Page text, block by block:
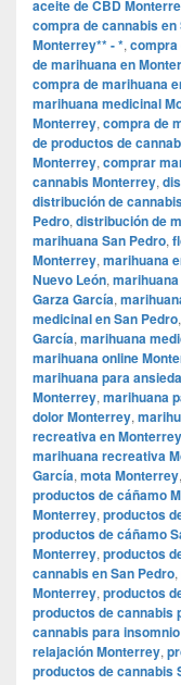
aceite de CBD
compra de cannabis en
Monterrey** - *, compra
de marihuana en
compra de marihuana
marihuana medicinal
Monterrey, compra de
de productos de
Monterrey, comprar
cannabis Monterrey,
distribución de
Pedro, distribución de
marihuana San Pedro,
Monterrey, marihuana
Nuevo León,
Garza García,
medicinal en San Pedro,
García, marihuana
marihuana online
marihuana para
Monterrey, marihuana
dolor Monterrey,
recreativa en Monterrey
marihuana recreativa
García, mota Monterrey,
productos de cáñamo
Monterrey, productos
productos de cáñamo
Monterrey, productos
cannabis en San Pedro,
Monterrey, productos
productos de cannabis
cannabis para
relajación Monterrey,
productos de cannabis